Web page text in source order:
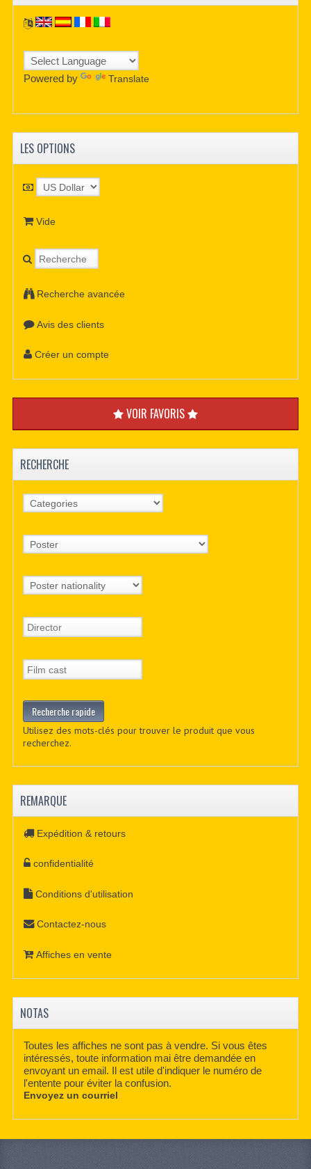
Powered by Translate
LES OPTIONS
Vide
Recherche avancée
Avis des clients
Créer un compte
VOIR FAVORIS
RECHERCHE
Utilisez des mots-clés pour trouver le produit que vous
recherchez.
REMARQUE
Expédition & retours
confidentialité
Conditions d'utilisation
Contactez-nous
Affiches en vente
NOTAS
Toutes les affiches ne sont pas à vendre. Si vous êtes
intéressés, toute information mai être demandée en
envoyant un email. Il est utile d'indiquer le numéro de
l'entente pour éviter la confusion.
Envoyez un courriel